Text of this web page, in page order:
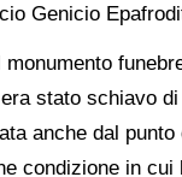
Genicio
stato schiavo
anche dal
condizione in cui